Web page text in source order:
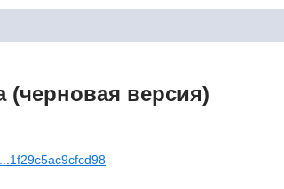
(черновая версия)